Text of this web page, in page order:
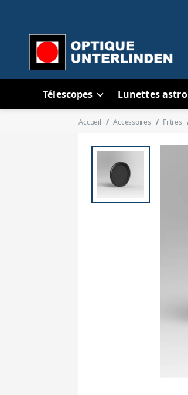
Télescopes Lunettes astro
Accueil Accessoires Filtres